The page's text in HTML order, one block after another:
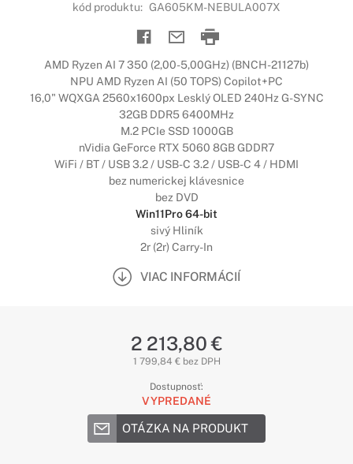
kód produktu: GA605KM-NEBULA007X
AMD Ryzen AI 7 350 (2,00-5,00GHz) (BNCH-21127b)
NPU AMD Ryzen AI (50 TOPS) Copilot+PC
16,0" WQXGA 2560x1600px Lesklý OLED 240Hz G-SYNC
32GB DDR5 6400MHz
M.2 PCIe SSD 1000GB
nVidia GeForce RTX 5060 8GB GDDR7
WiFi / BT / USB 3.2 / USB-C 3.2 / USB-C 4 / HDMI
bez numerickej klávesnice
bez DVD
Win11Pro 64-bit
sivý Hliník
2r (2r) Carry-In
VIAC INFORMÁCIÍ
2 213,80 €
1 799,84 € bez DPH
Dostupnosť:
VYPREDANÉ
OTÁZKA NA PRODUKT